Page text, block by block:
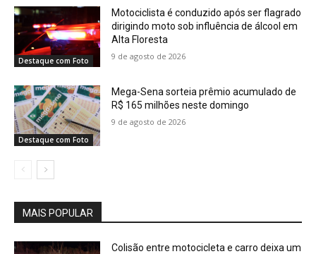
Destaque com Foto
Motociclista é conduzido após ser flagrado
dirigindo moto sob influência de álcool em
Alta Floresta
9 de agosto de 2026
Destaque com Foto
Mega-Sena sorteia prêmio acumulado de
R$ 165 milhões neste domingo
9 de agosto de 2026
MAIS POPULAR
Colisão entre motocicleta e carro deixa um